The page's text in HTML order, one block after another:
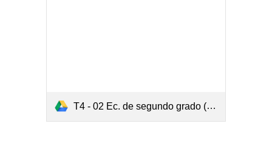
T4 - 02 Ec. de segundo grado (Completa).pdf